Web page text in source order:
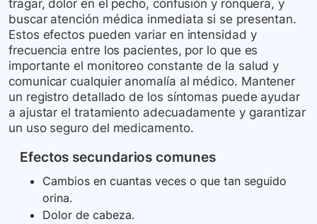
tragar, dolor en el pecho, confusión y ronquera, y
buscar atención médica inmediata si se presentan.
Estos efectos pueden variar en intensidad y
frecuencia entre los pacientes, por lo que es
importante el monitoreo constante de la salud y
comunicar cualquier anomalía al médico. Mantener
un registro detallado de los síntomas puede ayudar
a ajustar el tratamiento adecuadamente y garantizar
un uso seguro del medicamento.
Efectos secundarios comunes
Cambios en cuantas veces o que tan seguido
orina.
Dolor de cabeza.